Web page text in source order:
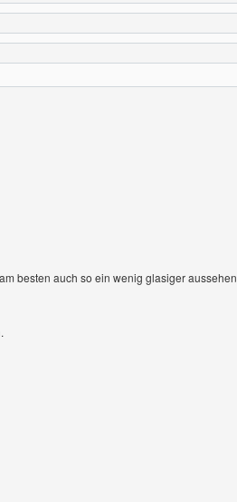
besten auch so ein wenig glasiger aussehen